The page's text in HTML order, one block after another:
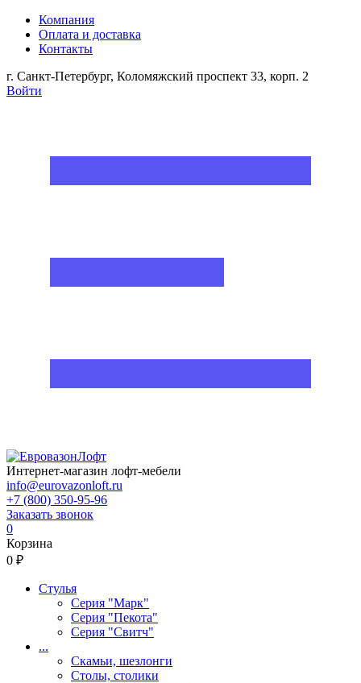
Компания
Оплата и доставка
Контакты
г. Санкт-Петербург, Коломяжский проспект 33, корп. 2
Войти
Интернет-магазин лофт-мебели
info@eurovazonloft.ru
+7 (800) 350-95-96
Заказать звонок
0
Корзина
0 ₽
Стулья
Серия "Марк"
Серия "Пекота"
Серия "Свитч"
...
Скамьи, шезлонги
Столы, столики